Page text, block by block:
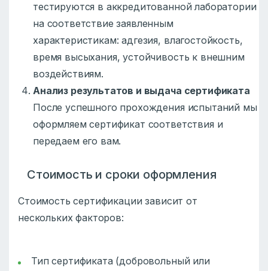
тестируются в аккредитованной лаборатории
на соответствие заявленным
характеристикам: адгезия, влагостойкость,
время высыхания, устойчивость к внешним
воздействиям.
Анализ результатов и выдача сертификата
После успешного прохождения испытаний мы
оформляем сертификат соответствия и
передаем его вам.
Стоимость и сроки оформления
Стоимость сертификации зависит от
нескольких факторов:
Тип сертификата (добровольный или